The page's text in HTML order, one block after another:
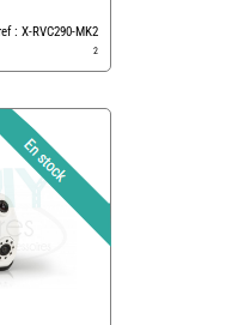
: X-RVC290-MK2
2